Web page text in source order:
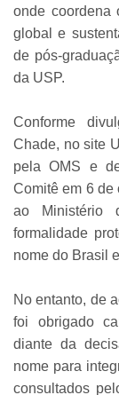
onde coordena
global e
de pós-
da USP.
Conforme
Chade, no site
pela OMS e
Comitê em 6 de
ao Ministério
formalidade
nome do Brasil
No entanto, de
foi obrigado
diante da
nome para
consultados